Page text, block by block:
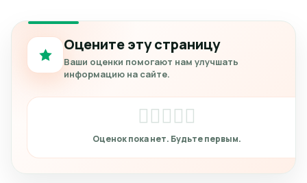
Оцените эту страницу
Ваши оценки помогают нам улучшать
информацию на сайте.